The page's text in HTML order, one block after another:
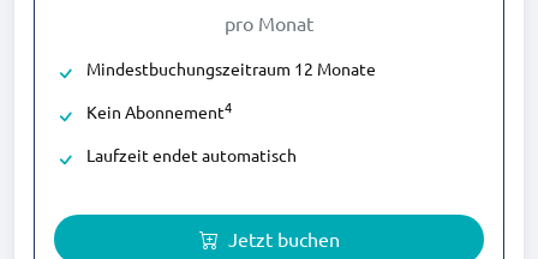
pro Monat
Mindestbuchungszeitraum 12 Monate
Kein Abonnement4
Laufzeit endet automatisch
Jetzt buchen